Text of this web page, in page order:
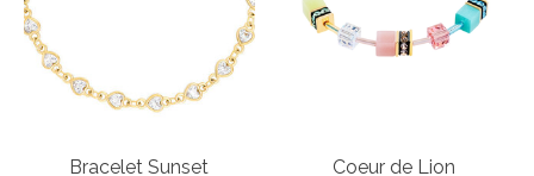
Bracelet Sunset
Coeur de Lion